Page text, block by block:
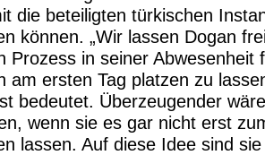
die beteiligten türkischen
können. „Wir lassen Dogan
Prozess in seiner Abwesenheit
am ersten Tag platzen zu
bedeutet. Überzeugender
wenn sie es gar nicht erst
lassen. Auf diese Idee sind